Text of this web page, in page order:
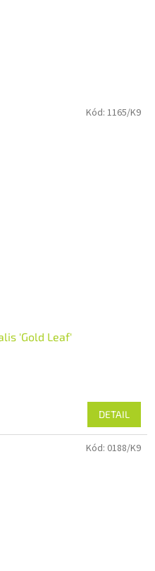
'Gold Leaf'
DETAIL
Kód: 1165/K9
Kód: 0188/K9